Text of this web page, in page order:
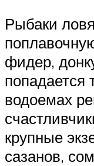
Рыбаки
фидер,
попадается
водоемах
крупные
сазанов,